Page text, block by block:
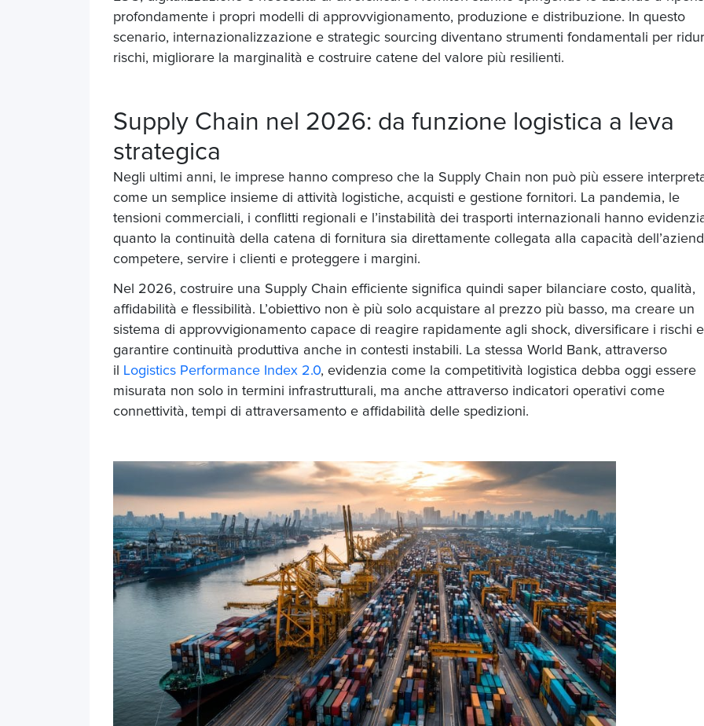
profondamente i propri modelli di approvvigionamento, produzione e distribuzione. In questo
scenario, internazionalizzazione e strategic sourcing diventano strumenti fondamentali per
rischi, migliorare la marginalità e costruire catene del valore più resilienti.
Supply Chain nel 2026: da funzione logistica a leva
strategica
Negli ultimi anni, le imprese hanno compreso che la Supply Chain non può più essere
come un semplice insieme di attività logistiche, acquisti e gestione fornitori. La pandemia, le
tensioni commerciali, i conflitti regionali e l’instabilità dei trasporti internazionali hanno
quanto la continuità della catena di fornitura sia direttamente collegata alla capacità
competere, servire i clienti e proteggere i margini.
Nel 2026, costruire una Supply Chain efficiente significa quindi saper bilanciare costo, qualità,
affidabilità e flessibilità. L’obiettivo non è più solo acquistare al prezzo più basso, ma creare un
sistema di approvvigionamento capace di reagire rapidamente agli shock, diversificare i rischi e
garantire continuità produttiva anche in contesti instabili. La stessa World Bank, attraverso
il
Logistics Performance Index 2.0, evidenzia come la competitività logistica debba oggi essere
misurata non solo in termini infrastrutturali, ma anche attraverso indicatori operativi come
connettività, tempi di attraversamento e affidabilità delle spedizioni.